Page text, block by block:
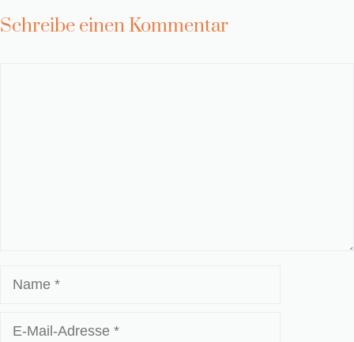
Schreibe einen Kommentar